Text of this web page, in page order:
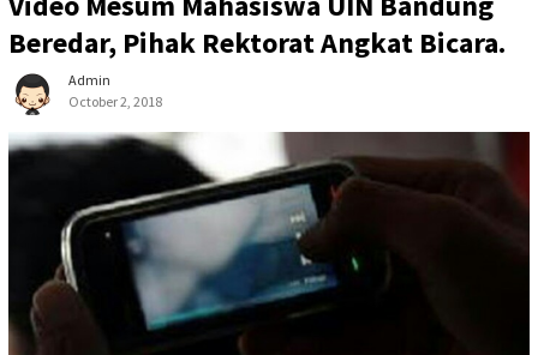
Beredar, Pihak Rektorat Angkat Bicara.
Admin
October 2, 2018